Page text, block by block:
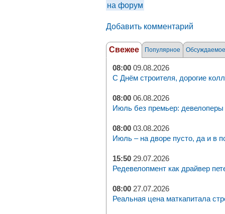
на форум
Добавить комментарий
Свежее Популярное Обсуждаемое
08:00 09.08.2026
С Днём строителя, дорогие
08:00 06.08.2026
Июль без премьер: девелоперы
08:00 03.08.2026
Июль – на дворе пусто, да и в
15:50 29.07.2026
Редевелопмент как драйвер
08:00 27.07.2026
Реальная цена маткапитала